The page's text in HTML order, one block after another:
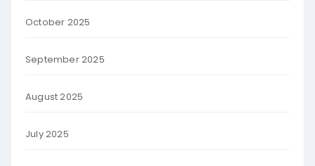
October 2025
September 2025
August 2025
July 2025